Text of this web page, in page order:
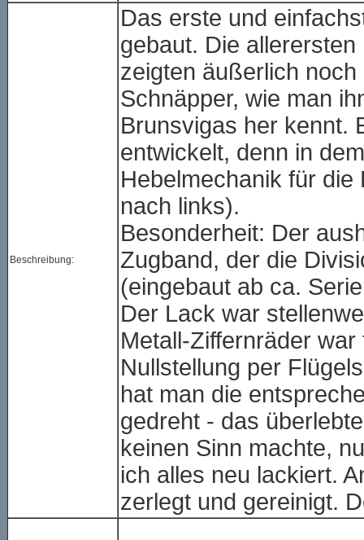
Beschreibung:
Das erste und
gebaut. Die
zeigten äußerlich
Schnäpper, wie man
Brunsvigas her kennt.
entwickelt, denn in
Hebelmechanik für
nach links).
Besonderheit: Der
Zugband, der die
(eingebaut ab ca.
Der Lack war
Metall-Ziffernräder
Nullstellung per
hat man die
gedreht - das
keinen Sinn machte,
ich alles neu lackiert.
zerlegt und gereinigt.